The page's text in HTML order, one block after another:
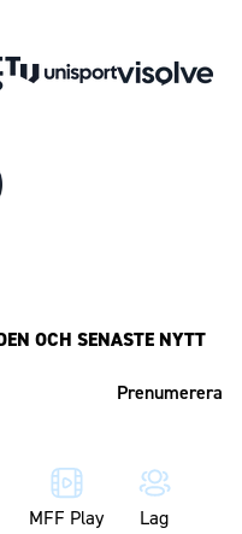
OCH SENASTE NYTT
MFF Play Lag